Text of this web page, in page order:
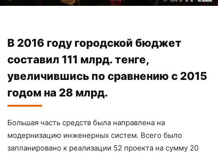
В 2016 году городской бюджет
составил 111 млрд. тенге,
увеличившись по сравнению с 2015
годом на 28 млрд.
Большая часть средств была направлена на
модернизацию инженерных систем. Всего было
запланировано к реализации 52 проекта на сумму 20